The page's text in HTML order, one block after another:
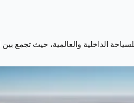
الداخلية والعالمية، حيث تجمع